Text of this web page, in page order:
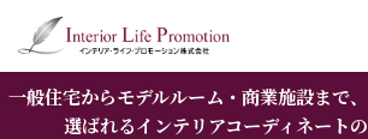
一般住宅からモデルルーム・商業施設まで
選ばれるインテリアコーディネート